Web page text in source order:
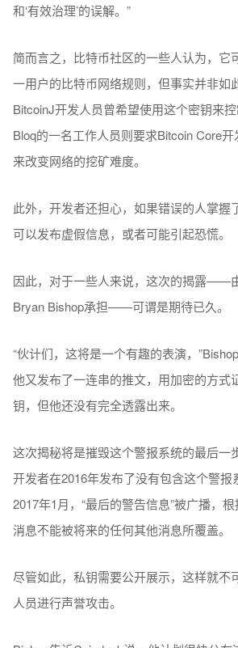
和‘有效治理’的误解。”
简而言之，比特币社区的一些人认为，它
一用户的比特币网络规则，但事实并非如
BitcoinJ开发人员曾希望使用这个密钥来
Bloq的一名工作人员则要求Bitcoin Core
来改变网络的挖矿难度。
此外，开发者还担心，如果错误的人掌握
可以发布虚假信息，或者可能引起恐慌。
因此，对于一些人来说，这次的揭露——
Bryan Bishop承担——可谓是期待已久。
“伙计们，这将是一个有趣的表演，
他又发布了一连串的推文，用加密的方式
钥，但他还没有完全透露出来。
这次揭秘将是摧毁这个警报系统的最后一
开发者在2016年发布了没有包含这个警报
2017年1月，“最后的警告信息”被广播，
消息不能被将来的任何其他消息所覆盖。
尽管如此，私钥需要公开展示，这样就不
人员进行声誉攻击。